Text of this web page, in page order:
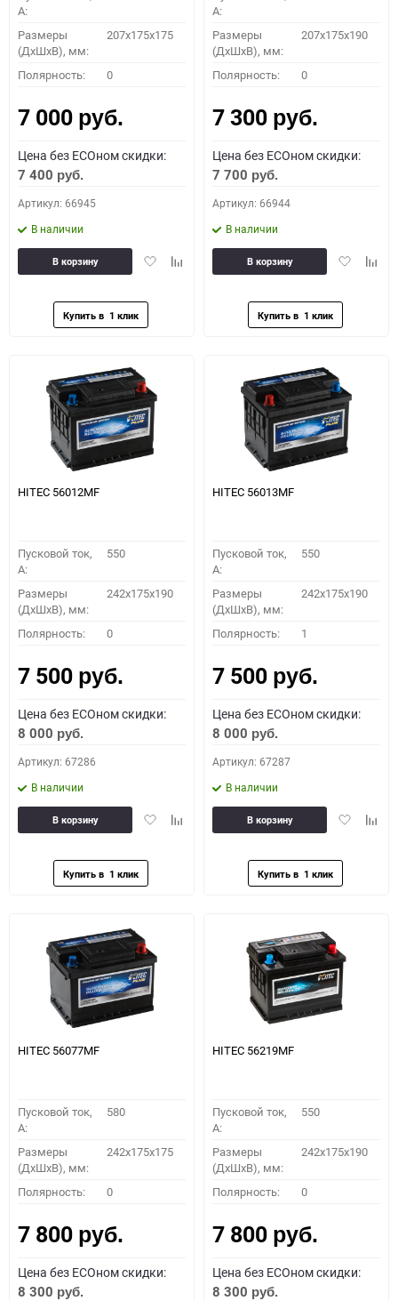
A:
Размеры
(ДхШхВ), мм:
207x175x175
Полярность: 0
7 000 руб.
Цена без ECOном скидки:
7 400 руб.
Артикул: 66945
В наличии
ДобавитьДобавить
В корзину
A:
Размеры
(ДхШхВ), мм:
207x175x190
Полярность: 0
7 300 руб.
Цена без ECOном скидки:
7 700 руб.
Артикул: 66944
В наличии
Добавить
В корзину
HITEC 56012MF
Пусковой ток,
A:
550
Размеры
(ДхШхВ), мм:
242x175x190
Полярность: 0
7 500 руб.
Цена без ECOном скидки:
8 000 руб.
Артикул: 67286
В наличии
ДобавитьДобавить
В корзину
HITEC 56013MF
Пусковой ток,
A:
550
Размеры
(ДхШхВ), мм:
242x175x190
Полярность: 1
7 500 руб.
Цена без ECOном скидки:
8 000 руб.
Артикул: 67287
В наличии
Добавить
В корзину
HITEC 56077MF
Пусковой ток,
A:
580
Размеры
(ДхШхВ), мм:
242x175x175
Полярность: 0
7 800 руб.
Цена без ECOном скидки:
8 300 руб.
HITEC 56219MF
Пусковой ток,
A:
550
Размеры
(ДхШхВ), мм:
242x175x190
Полярность: 0
7 800 руб.
Цена без ECOном скидки:
8 300 руб.